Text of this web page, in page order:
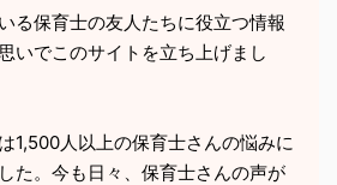
る保育士の友人たちに役立つ情報
いでこのサイトを立ち上げまし
1,500人以上の保育士さんの悩みに
た。今も日々、保育士さんの声が